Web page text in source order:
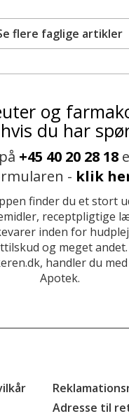
flere faglige artikler
og
du har
+45 40 20 28 18
- klik
finder du et stort
receptpligtige
inden for
og meget
handler du
Apotek.
Adresse til